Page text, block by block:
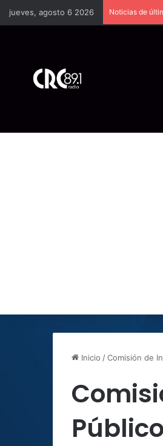
jueves, agosto 6 2026 Noticias de
Inicio /Comisión de
Público